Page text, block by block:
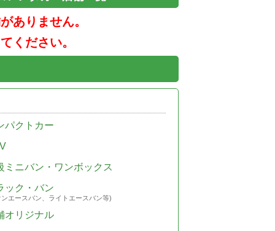
ありません。
ください。
パクトカー
ミニバン・ワンボックス
ック・バン
エースバン、ライトエースバン等)
オリジナル